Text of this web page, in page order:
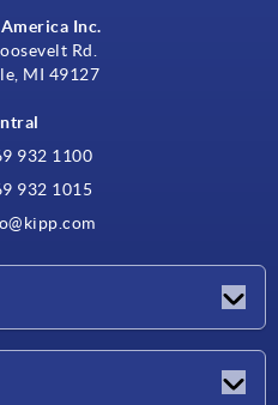
Inc.
Rd.
MI 49127
932 1100
932 1015